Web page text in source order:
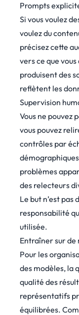
Prompts
Si vous voulez
voulez du
précisez cette
vers ce que
produisent des
reflètent les
Supervision
Vous ne pouvez
vous pouvez
contrôles par
problèmes
des relecteurs
Le but n’est pas
responsabilité
utilisée.
Entraîner sur de
Pour les
des modèles, la
qualité des
représentatifs
équilibrées.